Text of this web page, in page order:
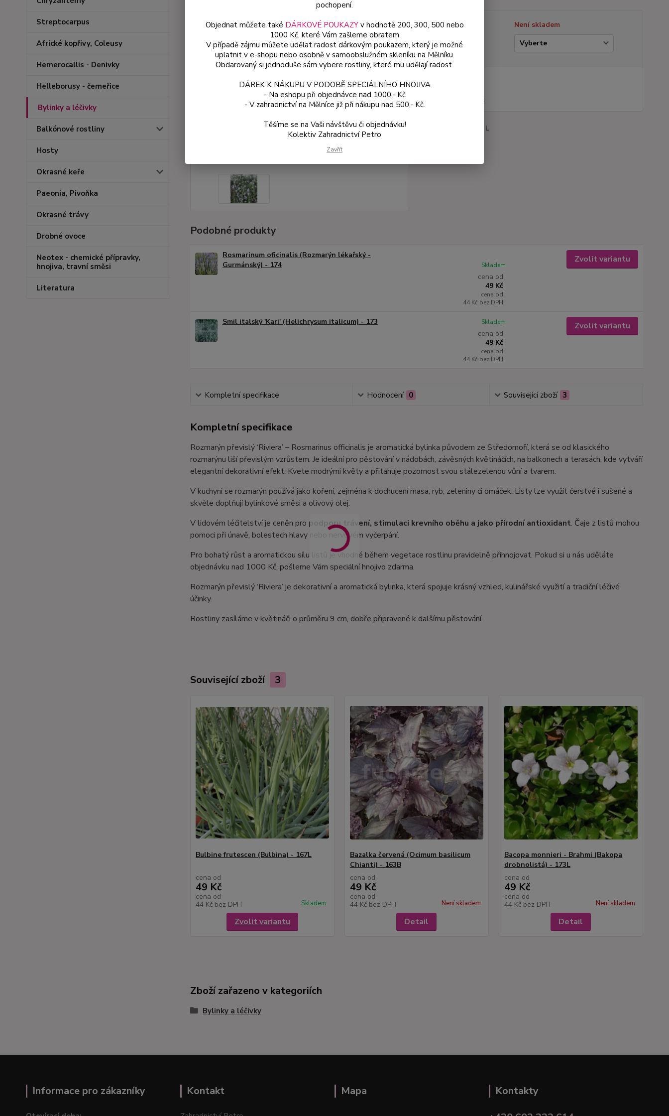
Streptocarpus
Africké kopřivy, Coleusy
Hemerocallis - Denivky
Helleborusy - čemeřice
Bylinky a léčivky
Balkónové rostliny
Hosty
Okrasné keře
Paeonia, Pivoňka
Okrasné trávy
Drobné ovoce
Neotex - chemické přípravky,
hnojiva, travní směsi
Literatura
Dostupnost
Není skladem
Varianta
bez DPH
174 L
Podobné produkty
Rosmarinum oficinalis (Rozmarýn lékařský -
Gurmánský) - 174
cena od
49 Kč
cena od
44 Kč bez DPH
Skladem
Zvolit variantu
Smil italský 'Kari' (Helichrysum italicum) - 173
cena od
49 Kč
cena od
44 Kč bez DPH
Skladem Zvolit variantu
Kompletní specifikace Hodnocení 0 Související zboží 3
Kompletní specifikace
Rozmarýn převislý ‘Riviera’ – Rosmarinus officinalis je aromatická bylinka původem ze Středomoří, která se od klasického
rozmarýnu liší převislým vzrůstem. Je ideální pro pěstování v nádobách, závěsných květináčích, na balkonech a terasách, kde vytváří
elegantní dekorativní efekt. Kvete modrými květy a přitahuje pozornost svou stálezelenou vůní a tvarem.
V kuchyni se rozmarýn používá jako koření, zejména k dochucení masa, ryb, zeleniny či omáček. Listy lze využít čerstvé i sušené a
skvěle doplňují bylinkové směsi a olivový olej.
V lidovém léčitelství je ceněn pro podporu trávení, stimulaci krevního oběhu a jako přírodní antioxidant. Čaje z listů mohou
pomoci při únavě, bolestech hlavy nebo nervovém vyčerpání.
Pro bohatý růst a aromatickou sílu listů je vhodné během vegetace rostlinu pravidelně přihnojovat. Pokud si u nás uděláte
objednávku nad 1000 Kč, pošleme Vám speciální hnojivo zdarma.
Rozmarýn převislý ‘Riviera’ je dekorativní a aromatická bylinka, která spojuje krásný vzhled, kulinářské využití a tradiční léčivé
účinky.
Rostliny zasíláme v květináči o průměru 9 cm, dobře připravené k dalšímu pěstování.
Související zboží 3
Bulbine frutescen (Bulbina) - 167L
cena od
49 Kč
cena od
44 Kč bez DPH Skladem
Zvolit variantu
Bazalka červená (Ocimum basilicum
Chianti) - 163B
cena od
49 Kč
cena od
44 Kč bez DPH Není skladem
Detail
Bacopa monnieri - Brahmi (Bakopa
drobnolistá) - 173L
cena od
49 Kč
cena od
44 Kč bez DPH Není skladem
Detail
Zboží zařazeno v kategoriích
Bylinky a léčivky
Informace pro zákazníky Kontakt Mapa
Kontakty
pochopení.
Objednat můžete také DÁRKOVÉ POUKAZYv hodnotě 200, 300, 500 nebo
1000 Kč, které Vám zašleme obratem
V případě zájmu můžete udělat radost dárkovým poukazem, který je možné
uplatnit v e-shopu nebo osobně v samoobslužném skleníku na Mělníku.
Obdarovaný si jednoduše sám vybere rostliny, které mu udělají radost.
DÁREK K NÁKUPU V PODOBĚ SPECIÁLNÍHO HNOJIVA
- Na eshopu při objednávce nad 1000,- Kč
- V zahradnictví na Mělníce již při nákupu nad 500,- Kč.
Těšíme se na Vaši návštěvu či objednávku!
Kolektiv Zahradnictví Petro
Zavřít